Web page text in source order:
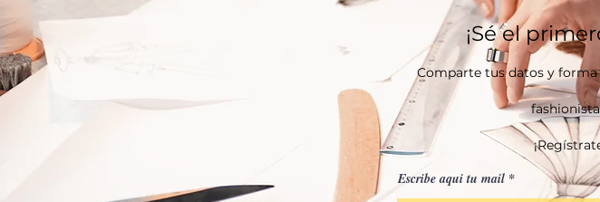
¡Sé el
Comparte tus datos y
Escribe aqui tu mail